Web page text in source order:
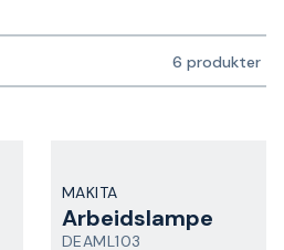
6 produkter
MAKITA
Arbeidslampe
DEAML103